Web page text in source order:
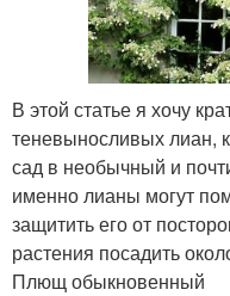
В этой статье я хочу
теневыносливых лиан,
сад в необычный и
именно лианы могут
защитить его от
растения посадить
Плющ обыкновенный